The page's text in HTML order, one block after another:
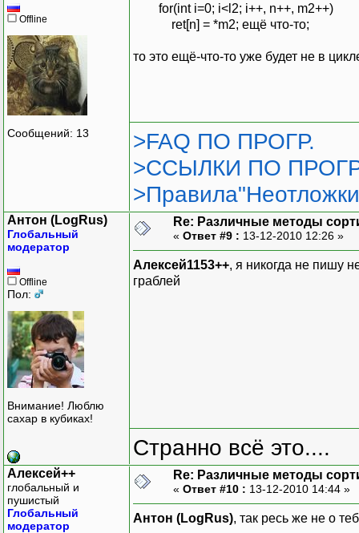
Offline
Сообщений: 13
for(int i=0; i<l2; i++, n++, m2++)
ret[n] = *m2; ещё что-то;
то это ещё-что-то уже будет не в
>FAQ ПО ПРОГР.
>ССЫЛКИ ПО
Антон (LogRus)
Глобальный
модератор
Offline
Пол:
Внимание! Люблю
сахар в кубиках!
Re: Различные методы
« Ответ #9 : 13-12-2010 12:26 »
Алексей1153++, я никогда не пишу
граблей
Странно всё это....
Алексей++
глобальный и
пушистый
Глобальный
модератор
Re: Различные методы
« Ответ #10 : 13-12-2010 14:44 »
Антон (LogRus), так ресь же не о